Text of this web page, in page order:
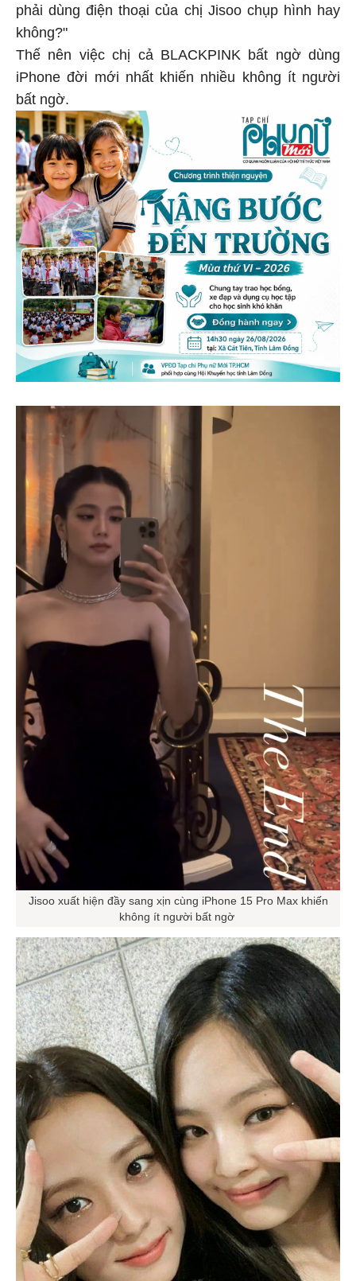
phải dùng điện thoại của chị Jisoo chụp hình hay
không?"
Thế nên việc chị cả BLACKPINK bất ngờ dùng
iPhone đời mới nhất khiến nhiều không ít người
bất ngờ.
Jisoo xuất hiện đầy sang xịn cùng iPhone 15 Pro Max khiến
không ít người bất ngờ